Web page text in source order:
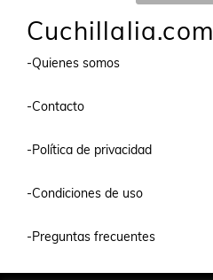
Cuchillalia.com
-Quienes somos
-Contacto
-Política de privacidad
-Condiciones de uso
-Preguntas frecuentes